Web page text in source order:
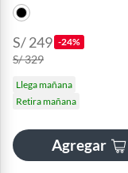
S/ 249 -24%
S/ 329
Llega mañana
Retira mañana
Agregar